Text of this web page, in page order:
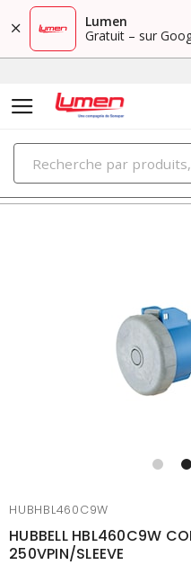
Lumen
Gratuit – sur
dispositifs à broches et
HUBHBL460C9W
HUBBELL HBL460C9W
250VPIN/SLEEVE